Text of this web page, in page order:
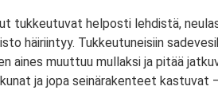
tukkeutuvat helposti lehdistä,
häiriintyy. Tukkeutuneisiin
aines muuttuu mullaksi ja pitää
ja jopa seinärakenteet kastuvat